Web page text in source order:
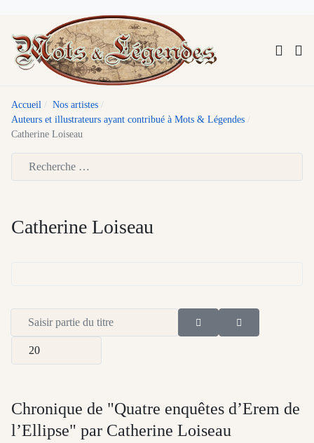
Accueil
Nos artistes
Auteurs et illustrateurs ayant contribué à Mots & Légendes
Catherine Loiseau
Catherine Loiseau
Saisir partie du titre
Afficher #
Chronique de "Quatre enquêtes d’Erem de
l’Ellipse" par Catherine Loiseau